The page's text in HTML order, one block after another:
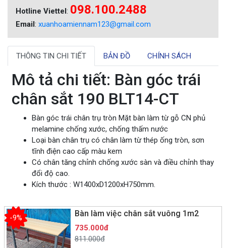
Hotline Viettel: 098.100.2488
Email: xuanhoamiennam123@gmail.com
THÔNG TIN CHI TIẾT BẢN ĐỒ CHÍNH SÁCH
Mô tả chi tiết: Bàn góc trái
chân sắt 190 BLT14-CT
Bàn góc trái chân trụ tròn Mặt bàn làm từ gỗ CN phủ
melamine chống xước, chống thấm nước
Loại bàn chân trụ có chân làm từ thép ống tròn, sơn
tĩnh điện cao cấp màu kem
Có chân tăng chỉnh chống xước sàn và điều chỉnh thay
đổi độ cao.
Kích thước : W1400xD1200xH750mm.
Bàn làm việc chân sắt vuông 1m2
-9%
735.000đ
811.000đ